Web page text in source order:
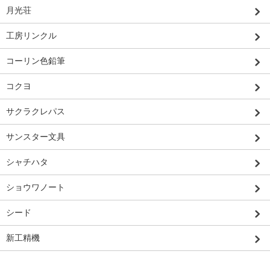
月光荘
工房リンクル
コーリン色鉛筆
コクヨ
サクラクレパス
サンスター文具
シャチハタ
ショウワノート
シード
新工精機